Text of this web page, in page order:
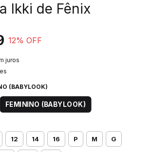
Ikki de Fênix
12% OFF
juros
(BABYLOOK)
FEMININO (BABYLOOK)
12 14 16 P M G